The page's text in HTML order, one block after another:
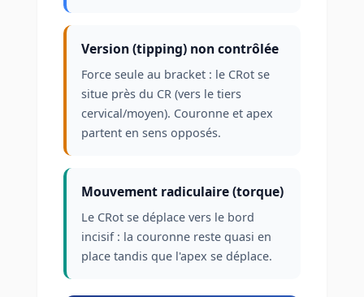
Version (tipping) non contrôlée
Force seule au bracket : le CRot se
situe près du CR (vers le tiers
cervical/moyen). Couronne et apex
partent en sens opposés.
Mouvement radiculaire (torque)
Le CRot se déplace vers le bord
incisif : la couronne reste quasi en
place tandis que l'apex se déplace.